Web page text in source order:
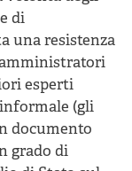
di
una resistenza
esperti
(gli
documento
grado di